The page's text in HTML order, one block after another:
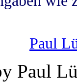
Paul
Paul